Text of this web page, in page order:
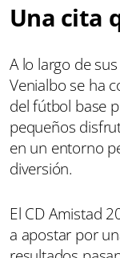
Una cita
A lo largo de
Venialbo se ha
del fútbol base
pequeños
en un entorno
diversión.
El CD Amistad
a apostar por